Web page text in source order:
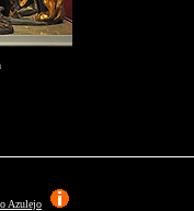
Azulejo